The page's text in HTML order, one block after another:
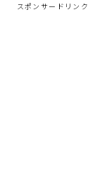
スポンサードリンク